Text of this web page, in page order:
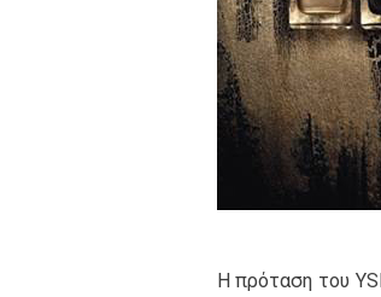
Η πρόταση του